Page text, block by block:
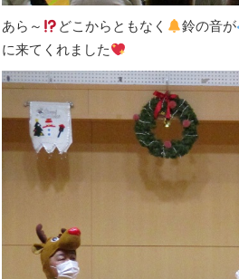
あら～ どこからともなく 鈴の音が
に来てくれました